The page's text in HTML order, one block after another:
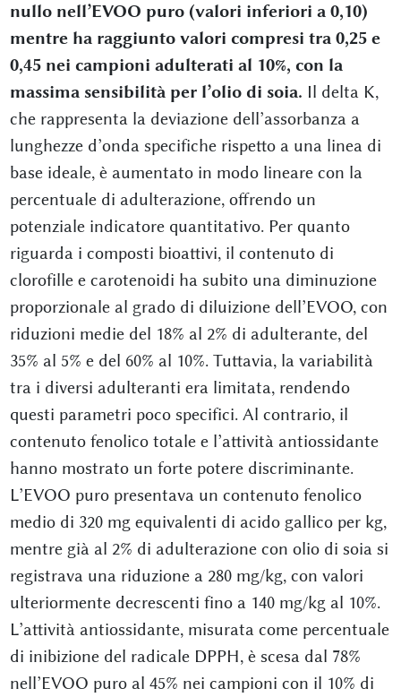
nullo nell’EVOO puro (valori inferiori a 0,10)
mentre ha raggiunto valori compresi tra 0,25 e
0,45 nei campioni adulterati al 10%, con la
massima sensibilità per l’olio di soia. Il delta K,
che rappresenta la deviazione dell’assorbanza a
lunghezze d’onda specifiche rispetto a una linea di
base ideale, è aumentato in modo lineare con la
percentuale di adulterazione, offrendo un
potenziale indicatore quantitativo. Per quanto
riguarda i composti bioattivi, il contenuto di
clorofille e carotenoidi ha subito una diminuzione
proporzionale al grado di diluizione dell’EVOO, con
riduzioni medie del 18% al 2% di adulterante, del
35% al 5% e del 60% al 10%. Tuttavia, la variabilità
tra i diversi adulteranti era limitata, rendendo
questi parametri poco specifici. Al contrario, il
contenuto fenolico totale e l’attività antiossidante
hanno mostrato un forte potere discriminante.
L’EVOO puro presentava un contenuto fenolico
medio di 320 mg equivalenti di acido gallico per kg,
mentre già al 2% di adulterazione con olio di soia si
registrava una riduzione a 280 mg/kg, con valori
ulteriormente decrescenti fino a 140 mg/kg al 10%.
L’attività antiossidante, misurata come percentuale
di inibizione del radicale DPPH, è scesa dal 78%
nell’EVOO puro al 45% nei campioni con il 10% di